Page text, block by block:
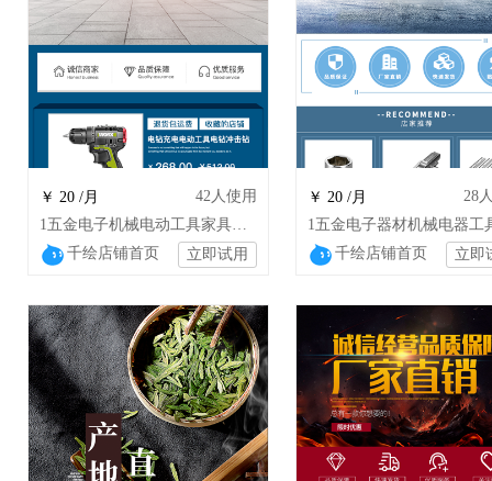
￥ 20 /月 42人使用
1五金电子机械电动工具家具装饰店铺装修设计
千绘店铺首页
立即试用
￥ 20 /月 28
千绘店铺首页 立即